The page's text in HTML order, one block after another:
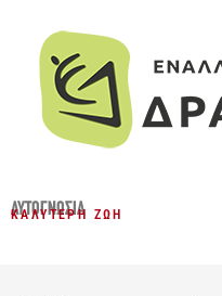
ΑΥΤΟΓΝΩΣΊΑ
ΚΑΛΎΤΕΡΗ ΖΩΉ